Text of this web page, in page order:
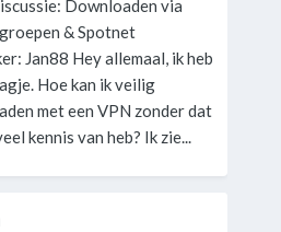
Downloaden via
& Spotnet
Jan88 Hey allemaal, ik heb
Hoe kan ik veilig
met een VPN zonder dat
kennis van heb? Ik zie...